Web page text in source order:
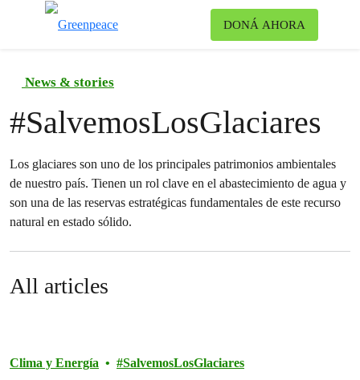
DONÁ AHORA
News & stories
#SalvemosLosGlaciares
Los glaciares son uno de los principales patrimonios ambientales
de nuestro país. Tienen un rol clave en el abastecimiento de agua y
son una de las reservas estratégicas fundamentales de este recurso
natural en estado sólido.
All articles
Clima y Energía SalvemosLosGlaciares